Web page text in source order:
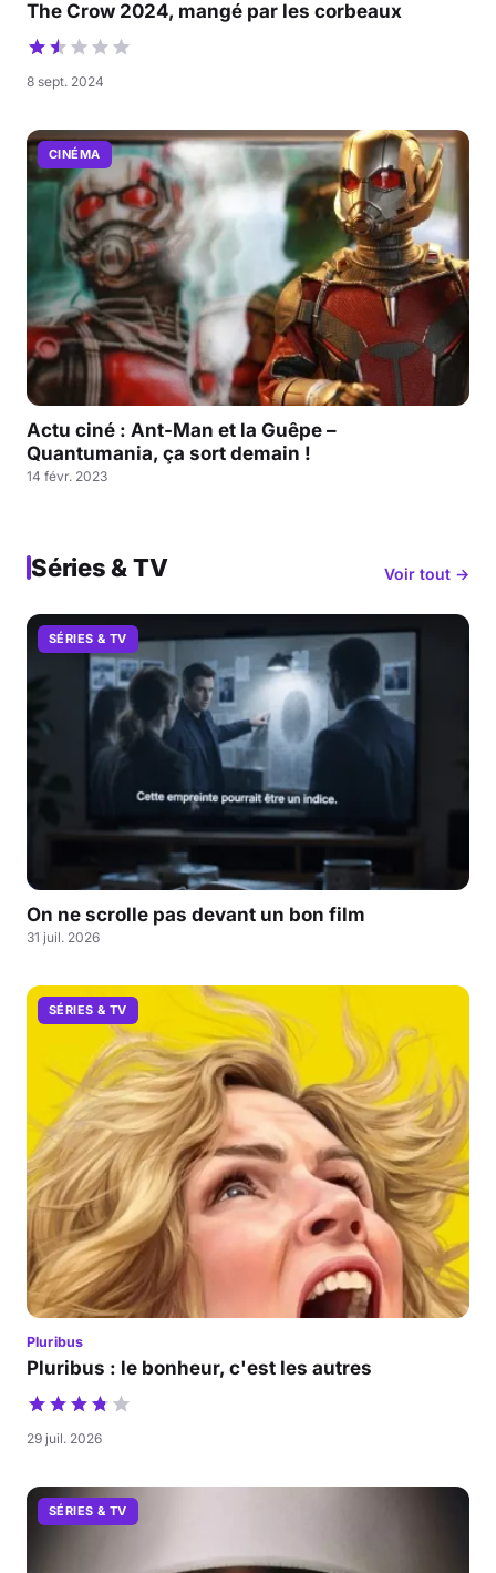
The Crow 2024, mangé par les corbeaux
8 sept. 2024
CINÉMA
Actu ciné : Ant-Man et la Guêpe –
Quantumania, ça sort demain !
14 févr. 2023
Séries & TV Voir tout →
SÉRIES & TV
On ne scrolle pas devant un bon film
31 juil. 2026
SÉRIES & TV
Pluribus
Pluribus : le bonheur, c'est les autres
29 juil. 2026
SÉRIES & TV